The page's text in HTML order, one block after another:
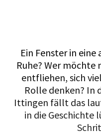
Ein Fenster in
Ruhe? Wer
entfliehen, sich
Rolle denken? In
Ittingen fällt das
in die Geschichte